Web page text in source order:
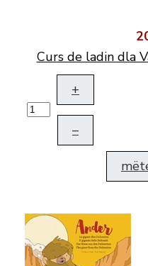
Curs de ladin dla
+
–